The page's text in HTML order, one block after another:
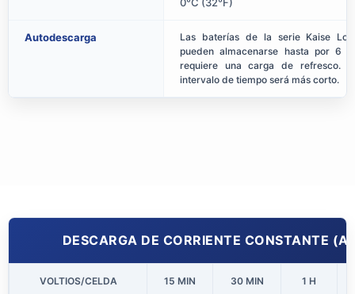
Autodescarga
Las baterías de la serie Kaise
pueden almacenarse hasta por 6
requiere una carga de refresco.
intervalo de tiempo será más corto.
DESCARGA DE CORRIENTE CONSTANTE
VOLTIOS/CELDA 15 MIN 30 MIN 1 H